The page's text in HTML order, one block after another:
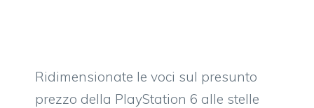
Ridimensionate le voci sul presunto
prezzo della PlayStation 6 alle stelle